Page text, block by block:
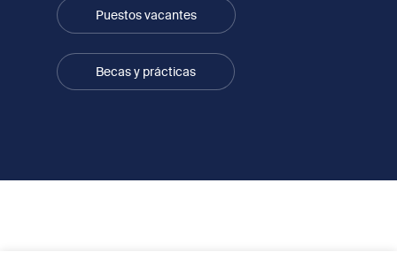
Puestos vacantes
Becas y prácticas